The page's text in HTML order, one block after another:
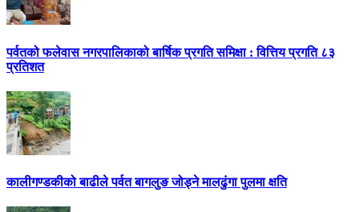
पर्वतको फलेवास नगरपालिकाको बार्षिक प्रगति समिक्षा : वित्तिय प्रगति ८३
प्रतिशत
कालीगण्डकीको बाढीले पर्वत बागलुङ जोड्ने मालढुंगा पुलमा क्षति